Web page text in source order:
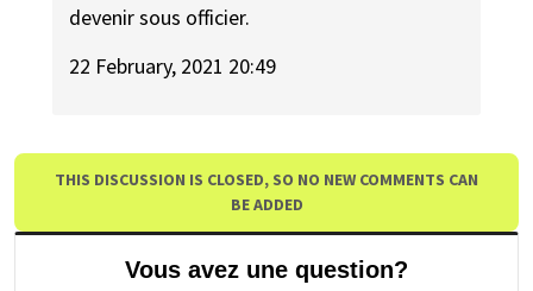
devenir sous officier.
22 February, 2021 20:49
THIS DISCUSSION IS CLOSED, SO NO NEW COMMENTS CAN
BE ADDED
Vous avez une question?